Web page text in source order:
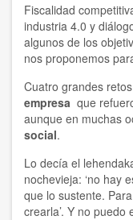
Fiscalidad
industria 4.0 y
algunos de los
nos proponemos
Cuatro grandes
empresa que
aunque en muchas
social.
Lo decía el
nochevieja: ‘no hay
que lo sustente.
crearla’. Y no